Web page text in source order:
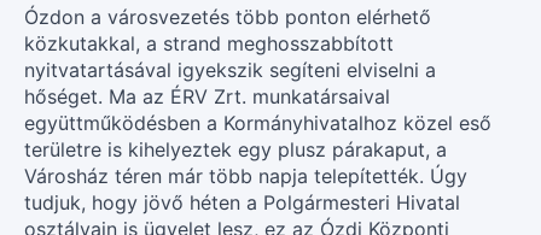
Ózdon a városvezetés több ponton elérhető
közkutakkal, a strand meghosszabbított
nyitvatartásával igyekszik segíteni elviselni a
hőséget. Ma az ÉRV Zrt. munkatársaival
együttműködésben a Kormányhivatalhoz közel eső
területre is kihelyeztek egy plusz párakaput, a
Városház téren már több napja telepítették. Úgy
tudjuk, hogy jövő héten a Polgármesteri Hivatal
osztályain is ügyelet lesz, ez az Ózdi Központi